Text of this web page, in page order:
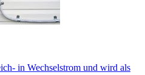
in Wechselstrom und wird als